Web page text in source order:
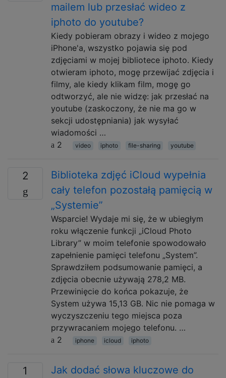
mailem lub przesłać wideo z
iphoto do youtube?
Kiedy pobieram obrazy i wideo z mojego
iPhone'a, wszystko pojawia się pod
zdjęciami w mojej bibliotece iphoto. Kiedy
otwieram iphoto, mogę przewijać zdjęcia i
filmy, ale kiedy klikam film, mogę go
odtworzyć, ale nie widzę: jak przesłać na
youtube (zaskoczony, że nie ma go w
sekcji udostępniania) jak wysyłać
wiadomości …
2
video iphoto file-sharing youtube
2
Biblioteka zdjęć iCloud wypełnia
cały telefon pozostałą pamięcią w
„Systemie”
Wsparcie! Wydaje mi się, że w ubiegłym
roku włączenie funkcji „iCloud Photo
Library” w moim telefonie spowodowało
zapełnienie pamięci telefonu „System”.
Sprawdziłem podsumowanie pamięci, a
zdjęcia obecnie używają 278,2 MB.
Przewinięcie do końca pokazuje, że
System używa 15,13 GB. Nic nie pomaga w
wyczyszczeniu tego miejsca poza
przywracaniem mojego telefonu. …
2
iphone icloud iphoto
1
Jak dodać słowa kluczowe do